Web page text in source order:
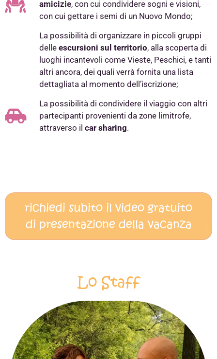
amicizie, con cui condividere sogni e visioni,
con cui gettare i semi di un Nuovo Mondo;
La possibilità di organizzare in piccoli gruppi
delle escursioni sul territorio, alla scoperta di
luoghi incantevoli come Vieste, Peschici, e tanti
altri ancora, dei quali verrà fornita una lista
dettagliata al momento dell’iscrizione;
La possibilità di condividere il viaggio con altri
partecipanti provenienti da zone limitrofe,
attraverso il car sharing.
richiedi subito il video gratuito
di presentazione della vacanza
Lo Staff